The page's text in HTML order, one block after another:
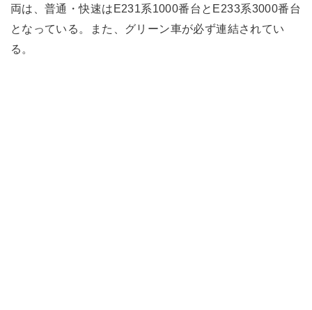
両は、普通・快速はE231系1000番台とE233系3000番台
となっている。また、グリーン車が必ず連結されてい
る。